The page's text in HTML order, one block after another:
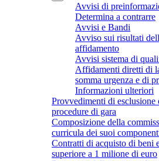
Avvisi di
Determina a contrarre
Avvisi e Bandi
Avviso sui risultati
affidamento
Avvisi sistema di
Affidamenti diretti di
somma urgenza e di
Informazioni ulteriori
Provvedimenti di esclusione
procedure di gara
Composizione della
curricula dei suoi
Contratti di acquisto di beni
superiore a 1 milione di euro